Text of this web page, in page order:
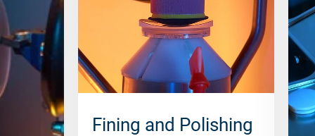
Fining and Polishing